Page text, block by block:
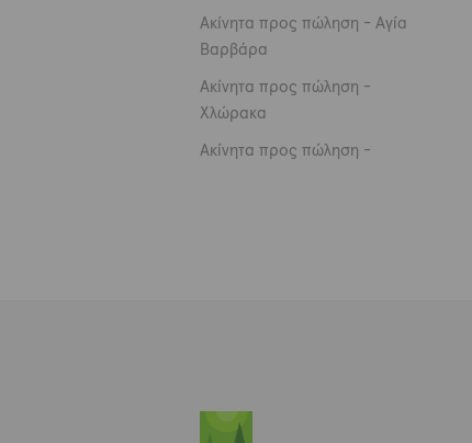
Ακίνητα προς πώληση - Αγία
Βαρβάρα
Ακίνητα προς πώληση -
Χλώρακα
Ακίνητα προς πώληση -